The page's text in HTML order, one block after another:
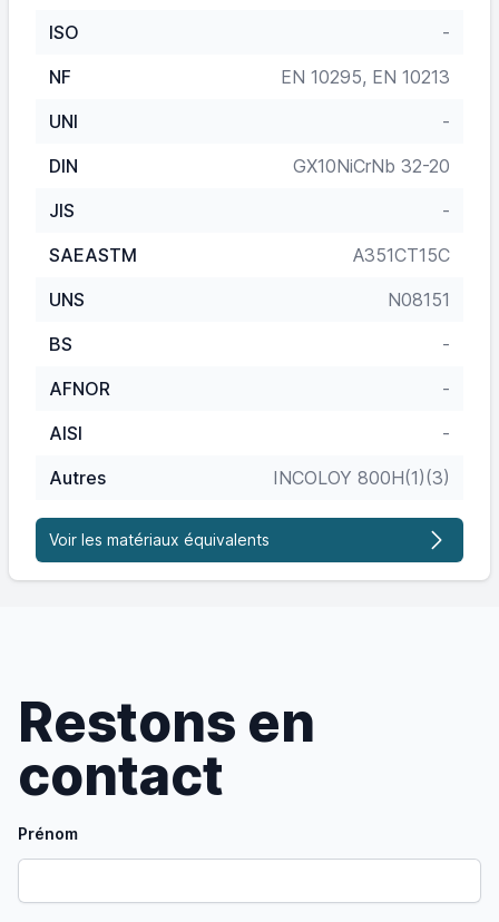
ISO
-
NF
EN 10295, EN 10213
UNI
-
DIN
GX10NiCrNb 32-20
JIS
-
SAEASTM
A351CT15C
UNS
N08151
BS
-
AFNOR
-
AISI
-
Autres
INCOLOY 800H(1)(3)
Voir les matériaux équivalents
Restons en
contact
Prénom